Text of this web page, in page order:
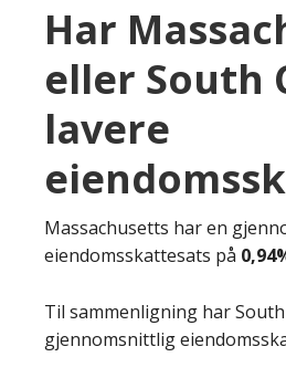
Har
eller South
lavere
Massachusetts har en
eiendomsskattesats på
Til sammenligning har
gjennomsnittlig